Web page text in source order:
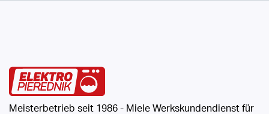
Meisterbetrieb seit 1986 - Miele Werkskundendienst für